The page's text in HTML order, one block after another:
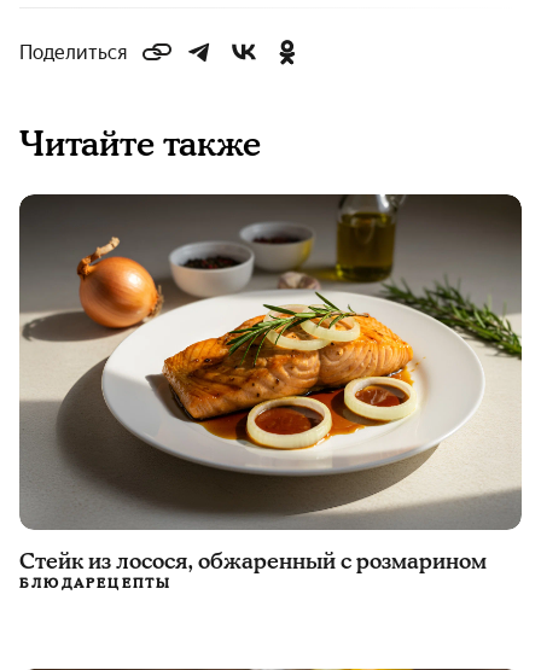
Поделиться
Читайте также
Стейк из лосося, обжаренный с розмарином
БЛЮДАРЕЦЕПТЫ